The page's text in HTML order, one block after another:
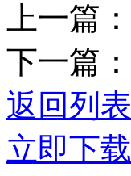
上一篇：
下一篇：
返回列表
立即下载